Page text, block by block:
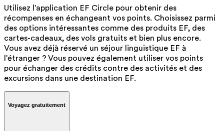
Utilisez l'application EF Circle pour obtenir des
récompenses en échangeant vos points. Choisissez parmi
des options intéressantes comme des produits EF, des
cartes-cadeaux, des vols gratuits et bien plus encore.
Vous avez déjà réservé un séjour linguistique EF à
l'étranger ? Vous pouvez également utiliser vos points
pour échanger des crédits contre des activités et des
excursions dans une destination EF.
Voyagez gratuitement